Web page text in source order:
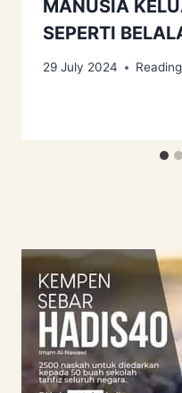
MANUSIA
SEPERTI
29 July 2024